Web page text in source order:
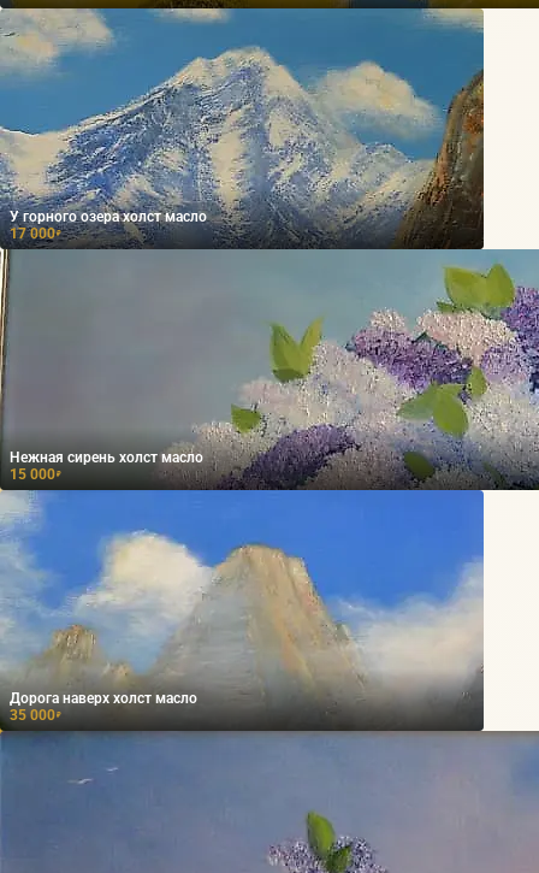
У горного озера холст масло
17 000₽
Нежная сирень холст масло
15 000₽
Дорога наверх холст масло
35 000₽